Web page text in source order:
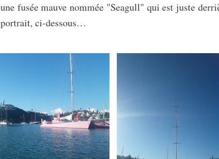
une fusée mauve nommée "Seagull" qui est juste
portrait, ci-dessous…